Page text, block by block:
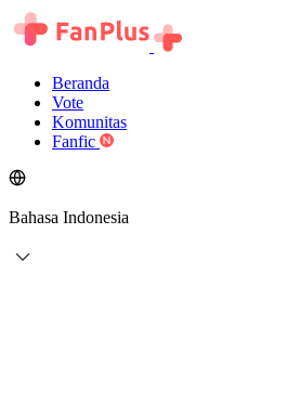
Beranda
Vote
Komunitas
Fanfic
Bahasa Indonesia